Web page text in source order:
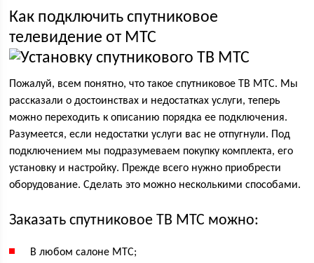
Как подключить спутниковое
телевидение от МТС
Пожалуй, всем понятно, что такое спутниковое ТВ МТС. Мы
рассказали о достоинствах и недостатках услуги, теперь
можно переходить к описанию порядка ее подключения.
Разумеется, если недостатки услуги вас не отпугнули. Под
подключением мы подразумеваем покупку комплекта, его
установку и настройку. Прежде всего нужно приобрести
оборудование. Сделать это можно несколькими способами.
Заказать спутниковое ТВ МТС можно:
В любом салоне МТС;